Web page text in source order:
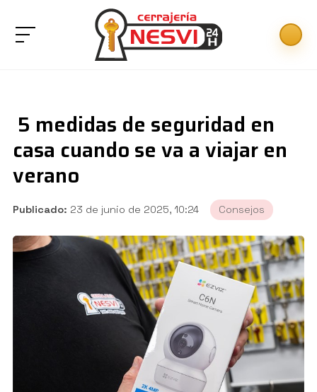
5 medidas de seguridad en
casa cuando se va a viajar en
verano
Publicado: 23 de junio de 2025, 10:24 Consejos